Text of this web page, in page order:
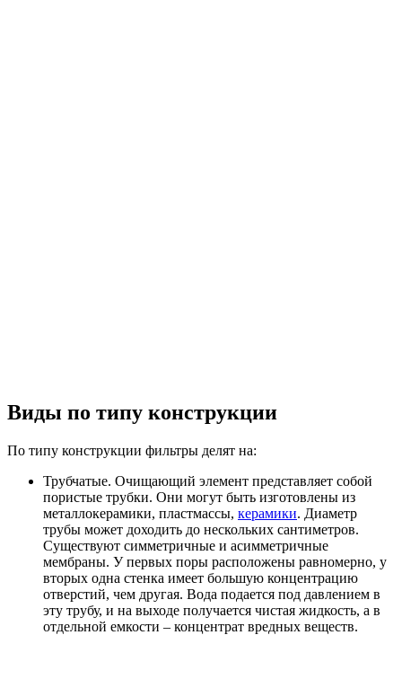
Виды по типу конструкции
По типу конструкции фильтры делят на:
Трубчатые. Очищающий элемент представляет собой
пористые трубки. Они могут быть изготовлены из
металлокерамики, пластмассы, керамики. Диаметр
трубы может доходить до нескольких сантиметров.
Существуют симметричные и асимметричные
мембраны. У первых поры расположены равномерно, у
вторых одна стенка имеет большую концентрацию
отверстий, чем другая. Вода подается под давлением в
эту трубу, и на выходе получается чистая жидкость, а в
отдельной емкости – концентрат вредных веществ.